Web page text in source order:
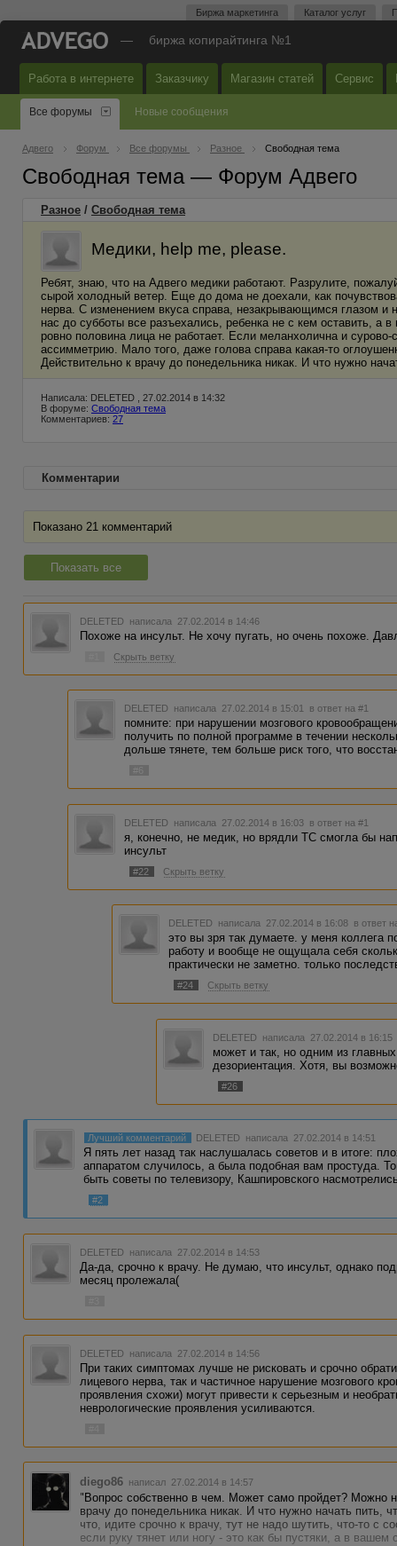
Биржа маркетинга Каталог услуг
— биржа копирайтинга №1
Работа в интернете Заказчику Магазин статей Сервис
Все форумы Новые сообщения
Адвего Форум Все форумы Разное Свободная тема
Свободная тема — Форум Адвего
Разное / Свободная тема
Медики, help me, please.
Ребят, знаю, что на Адвего медики работают. Разрулите,
сырой холодный ветер. Еще до дома не доехали, как
нерва. С изменением вкуса справа, незакрывающимся глазом
нас до субботы все разъехались, ребенка не с кем оставить, а
ровно половина лица не работает. Если меланхолична и
ассимметрию. Мало того, даже голова справа какая-то
Действительно к врачу до понедельника никак. И что нужно
Написала: DELETED , 27.02.2014 в 14:32
В форуме: Свободная тема
Комментариев: 27
Комментарии
Показано 21 комментарий
Показать все
DELETED написала 27.02.2014 в 14:46
Похоже на инсульт. Не хочу пугать, но очень похоже.
Скрыть ветку
DELETED написала 27.02.2014 в 15:01 в ответ на #1
помните: при нарушении мозгового
получить по полной программе в течении
дольше тянете, тем больше риск того, что
DELETED написала 27.02.2014 в 16:03 в ответ на #1
я, конечно, не медик, но врядли ТС смогла бы
инсульт
#22 Скрыть ветку
DELETED написала 27.02.2014 в 16:08 в ответ
это вы зря так думаете. у меня коллега
работу и вообще не ощущала себя
практически не заметно. только
#24 Скрыть ветку
DELETED написала 27.02.2014 в
может и так, но одним из
дезориентация. Хотя, вы
#26
Лучший комментарий DELETED написала 27.02.2014 в 14:51
Я пять лет назад так наслушалась советов и в итоге:
аппаратом случилось, а была подобная вам простуда.
быть советы по телевизору, Кашпировского
#2
DELETED написала 27.02.2014 в 14:53
Да-да, срочно к врачу. Не думаю, что инсульт, однако
месяц пролежала(
DELETED написала 27.02.2014 в 14:56
При таких симптомах лучше не рисковать и срочно
лицевого нерва, так и частичное нарушение мозгового
проявления схожи) могут привести к серьезным и
неврологические проявления усиливаются.
diego86 написал 27.02.2014 в 14:57
"Вопрос собственно в чем. Может само пройдет? Можно
врачу до понедельника никак. И что нужно начать пить,
что, идите срочно к врачу, тут не надо шутить, что-то с
если руку тянет или ногу - это как бы пустяки, а в вашем